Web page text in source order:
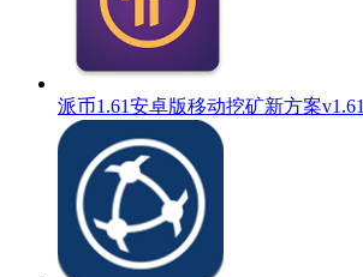
派币1.61安卓版移动挖矿新方案v1.61